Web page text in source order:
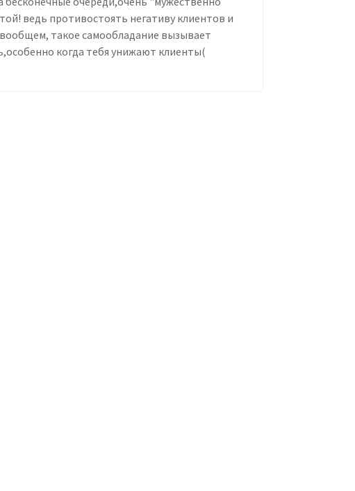
ведь противостоять негативу клиентов и
такое самообладание вызывает
когда тебя унижают клиенты(